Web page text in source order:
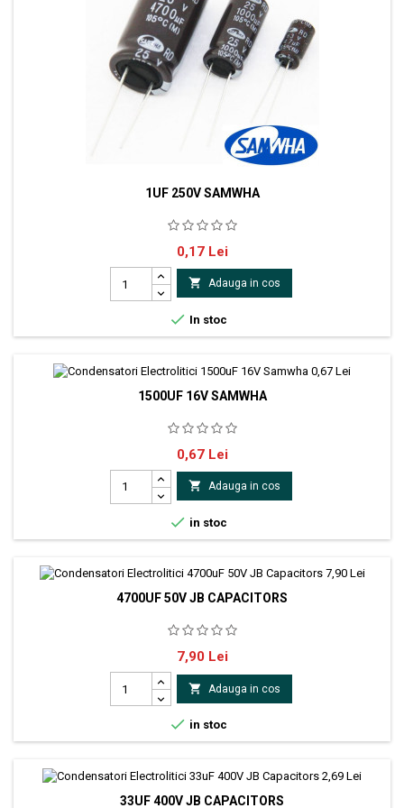
1UF 250V SAMWHA
Temperatura operare: -55 +105grade Dimensiuni: 6.3 x 11
Pret
0,17 Lei
 Adauga in cos
 In stoc
1500UF 16V SAMWHA
Producător SAMWHA Tip condensator electrolitic
-55...105°C
Pret
0,67 Lei
 Adauga in cos
 in stoc
4700UF 50V JB CAPACITORS
Condensator electrolitic 4700uf 50V 22x40mm 105° producator JB
Pret
7,90 Lei
 Adauga in cos
 in stoc
33UF 400V JB CAPACITORS